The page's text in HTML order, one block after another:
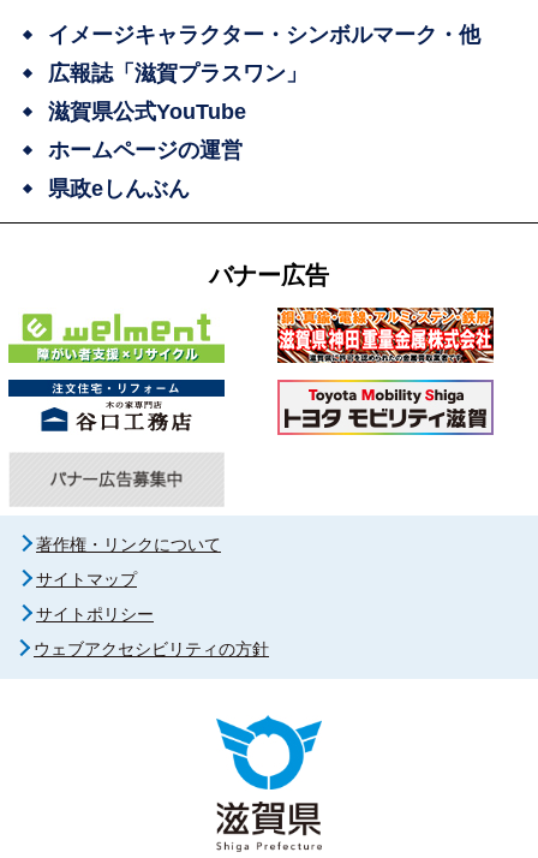
イメージキャラクター・シンボルマーク・他
広報誌「滋賀プラスワン」
滋賀県公式YouTube
ホームページの運営
県政eしんぶん
バナー広告
著作権・リンクについて
サイトマップ
サイトポリシー
ウェブアクセシビリティの方針